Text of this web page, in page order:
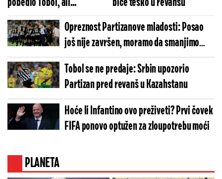
pobedio Tobol, ali...
biće teško u revanšu
Opreznost Partizanove mladosti: Posao
još nije završen, moramo da smanjimo
greške
Tobol se ne predaje: Srbin upozorio
Partizan pred revanš u Kazahstanu
Hoće li Infantino ovo preživeti? Prvi čovek
FIFA ponovo optužen za zloupotrebu moći
PLANETA